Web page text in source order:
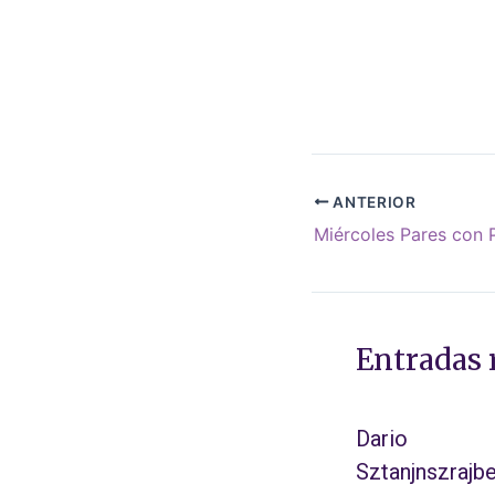
ANTERIOR
Miércoles Pares con
Entradas
Dario